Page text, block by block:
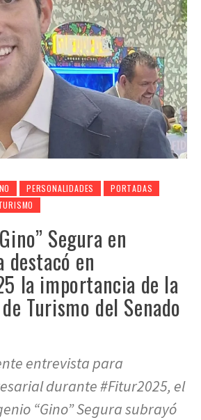
PERSONALIDADES
PORTADAS
Segura en
en
la importancia de la
Turismo del Senado
entrevista para
durante #Fitur2025, el
“Gino” Segura subrayó